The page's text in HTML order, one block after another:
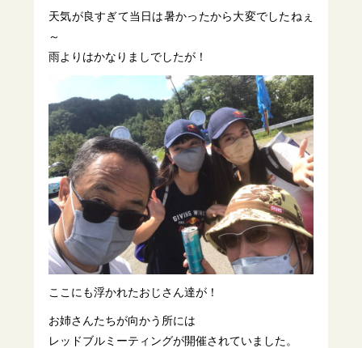
天気が良すぎて当日は暑かったから大変でしたねぇ
～
雨よりはかなりましでしたが！
ここにも浮かれたおじさん達が！
お姉さんたちが向かう所には
レッドブルミーティングが開催されていました。